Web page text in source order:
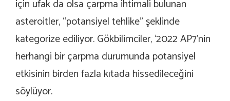
için ufak da olsa çarpma ihtimali bulunan
asteroitler, “potansiyel tehlike” şeklinde
kategorize ediliyor. Gökbilimciler, ‘2022 AP7’nin
herhangi bir çarpma durumunda potansiyel
etkisinin birden fazla kıtada hissedileceğini
söylüyor.